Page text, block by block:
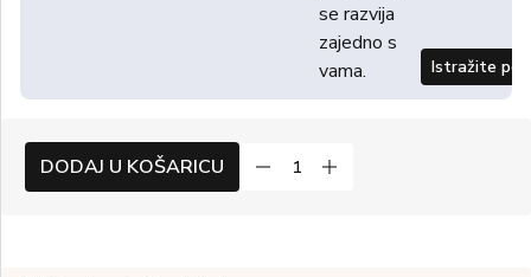
se razvija
zajedno s
vama.
Istražite
DODAJ U KOŠARICU